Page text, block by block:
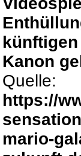
Kanon
Quelle:
https://
mario-